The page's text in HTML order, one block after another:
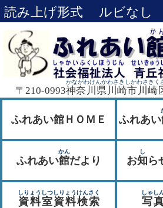
読み上げ形式 ルビなし
〒210-0993神奈川県川崎市川崎
かながわけんかわさきしかわさきく
ふれあい館ＨＯＭＥ ふれあい
ふれあい館
かん
だより お知
し
ら
資料室資料検索
しりょうしつしりょうけんさく
写
しゃし